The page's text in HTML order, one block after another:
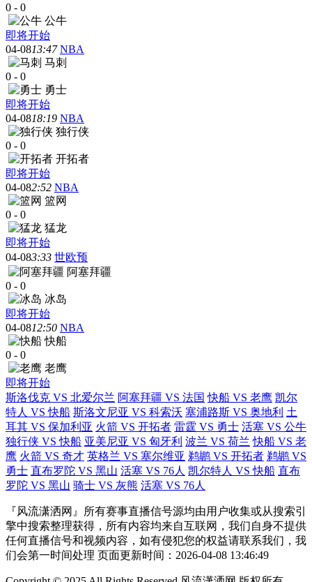
0 - 0
公牛
即将开始
04-0813:47 NBA
马刺
0 - 0
勇士
即将开始
04-0818:19 NBA
独行侠
0 - 0
开拓者
即将开始
04-082:52 NBA
篮网
0 - 0
猛龙
即将开始
04-083:33 世欧预
阿塞拜疆
0 - 0
冰岛
即将开始
04-0812:50 NBA
快船
0 - 0
老鹰
即将开始
斯洛伐克 VS 北爱尔兰 阿塞拜疆 VS 法国 快船 VS 老鹰 凯尔
特人 VS 快船 斯洛文尼亚 VS 科索沃 塞浦路斯 VS 奥地利 土
耳其 VS 保加利亚 火箭 VS 开拓者 雷霆 VS 勇士 活塞 VS 公牛
独行侠 VS 快船 亚美尼亚 VS 匈牙利 波兰 VS 荷兰 快船 VS 老
鹰 火箭 VS 奇才 英格兰 VS 塞尔维亚 鹈鹕 VS 开拓者 鹈鹕 VS
勇士 直布罗陀 VS 黑山 活塞 VS 76人 凯尔特人 VS 快船 直布
罗陀 VS 黑山 骑士 VS 灰熊 活塞 VS 76人
『风流潇洒网』所有赛事直播信号源均由用户收集或从搜索引
擎中搜索整理获得，所有内容均来自互联网，我们自身不提供
任何直播信号和视频内容，如有侵犯您的权益请联系我们，我
们会第一时间处理 页面更新时间：2026-04-08 13:46:49